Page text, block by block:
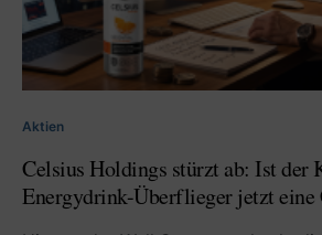
Aktien
Celsius Holdings stürzt ab: Ist der
Energydrink-Überflieger jetzt eine